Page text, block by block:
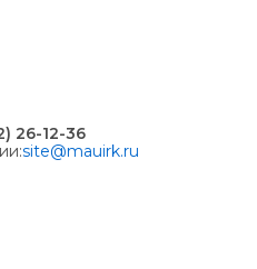
26-12-36
site@mauirk.ru